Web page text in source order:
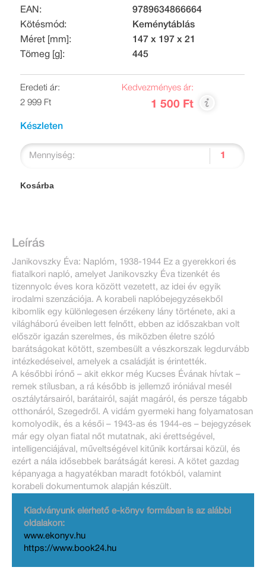
EAN:
9789634866664
Kötésmód:
Keménytáblás
Méret [mm]:
147 x 197 x 21
Tömeg [g]:
445
Eredeti ár:
2 999 Ft
Kedvezményes ár:
1 500 Ft
Készleten
Mennyiség:
Kosárba
Leírás
Janikovszky Éva: Naplóm, 1938-1944 Ez a gyerekkori és
fiatalkori napló, amelyet Janikovszky Éva tizenkét és
tizennyolc éves kora között vezetett, az idei év egyik
irodalmi szenzációja. A korabeli naplóbejegyzésekből
kibomlik egy különlegesen érzékeny lány története, aki a
világháború éveiben lett felnőtt, ebben az időszakban volt
először igazán szerelmes, és miközben életre szóló
barátságokat kötött, szembesült a vészkorszak legdurvább
intézkedéseivel, amelyek a családját is érintették.
A későbbi írónő – akit ekkor még Kucses Évának hívtak –
remek stílusban, a rá később is jellemző iróniával mesél
osztálytársairól, barátairól, saját magáról, és persze tágabb
otthonáról, Szegedről. A vidám gyermeki hang folyamatosan
komolyodik, és a késői – 1943-as és 1944-es – bejegyzések
már egy olyan fiatal nőt mutatnak, aki érettségével,
intelligenciájával, műveltségével kitűnik kortársai közül, és
ezért a nála idősebbek barátságát keresi. A kötet gazdag
képanyaga a hagyatékban maradt fotókból, valamint
korabeli dokumentumok alapján készült.
Kiadványunk elérhető e-könyv formában is az alábbi
oldalakon:
www.ekonyv.hu
https://www.book24.hu